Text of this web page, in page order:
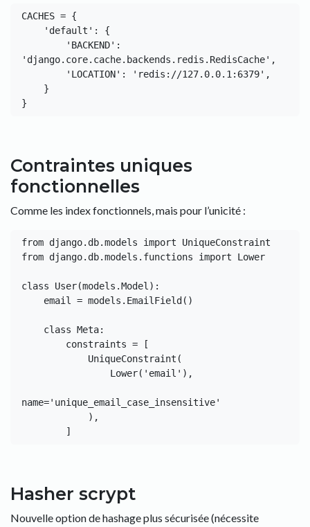
CACHES = {
'django.core.cache.backends.redis.RedisCache',
Contraintes uniques
fonctionnelles
Comme les index fonctionnels, mais pour l’unicité :
from django.db.models import UniqueConstraint
from django.db.models.functions import Lower
class User(models.Model):
name='unique_email_case_insensitive'
Hasher scrypt
Nouvelle option de hashage plus sécurisée (nécessite